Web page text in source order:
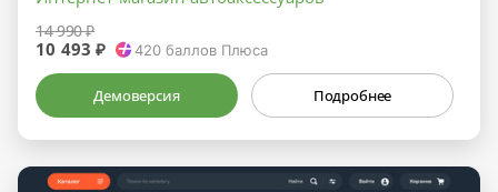
14 990 ₽
10 493 ₽ 420баллов Плюса
Демоверсия Подробнее